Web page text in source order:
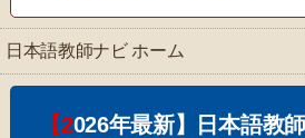
日本語教師ナビ ホーム
【2026年最新】日本語教師になるには？資